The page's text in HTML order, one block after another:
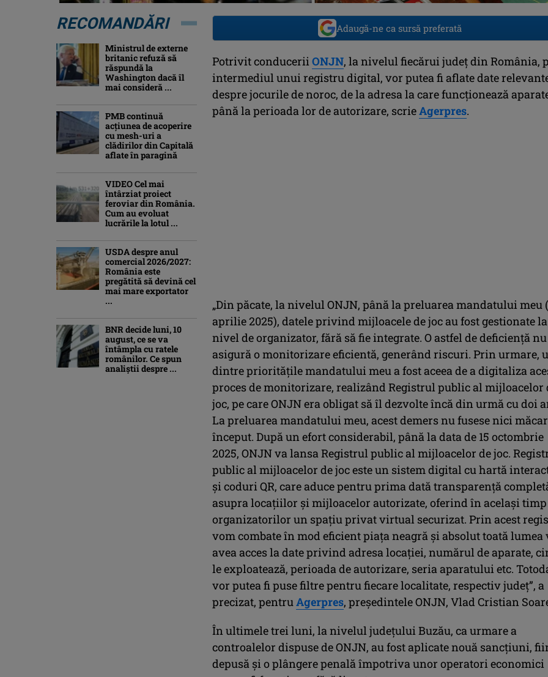
Adaugă-ne ca sursă preferată
Potrivit conducerii ONJN, la nivelul fiecărui judeţ din România,
intermediul unui registru digital, vor putea fi aflate date
despre jocurile de noroc, de la adresa la care funcţionează
până la perioada lor de autorizare, scrieAgerpres.
„Din păcate, la nivelul ONJN, până la preluarea mandatului meu
aprilie 2025), datele privind mijloacele de joc au fost gestionate la
nivel de organizator, fără să fie integrate. O astfel de deficienţă nu
asigură o monitorizare eficientă, generând riscuri. Prin urmare,
dintre priorităţile mandatului meu a fost aceea de a digitaliza
proces de monitorizare, realizând Registrul public al mijloacelor
joc, pe care ONJN era obligat să îl dezvolte încă din urmă cu doi
La preluarea mandatului meu, acest demers nu fusese nici măcar
început. După un efort considerabil, până la data de 15 octombrie
2025, ONJN va lansa Registrul public al mijloacelor de joc.
public al mijloacelor de joc este un sistem digital cu hartă
şi coduri QR, care aduce pentru prima dată transparenţă
asupra locaţiilor şi mijloacelor autorizate, oferind în acelaşi timp
organizatorilor un spaţiu privat virtual securizat. Prin acest
vom combate în mod eficient piaţa neagră şi absolut toată lumea
avea acces la date privind adresa locaţiei, numărul de aparate,
le exploatează, perioada de autorizare, seria aparatului etc.
vor putea fi puse filtre pentru fiecare localitate, respectiv judeţ”, a
precizat, pentru Agerpres, preşedintele ONJN, Vlad Cristian
În ultimele trei luni, la nivelul judeţului Buzău, ca urmare a
controalelor dispuse de ONJN, au fost aplicate nouă sancţiuni,
depusă şi o plângere penală împotriva unor operatori economici
RECOMANDĂRI
Ministrul de externe
britanic refuză să
răspundă la
Washington dacă îl
mai consideră ...
PMB continuă
acțiunea de acoperire
cu mesh-uri a
clădirilor din Capitală
aflate în paragină
VIDEO Cel mai
întârziat proiect
feroviar din România.
Cum au evoluat
lucrările la lotul ...
USDA despre anul
comercial 2026/2027:
România este
pregătită să devină cel
mai mare exportator
...
BNR decide luni, 10
august, ce se va
întâmpla cu ratele
românilor. Ce spun
analiștii despre ...